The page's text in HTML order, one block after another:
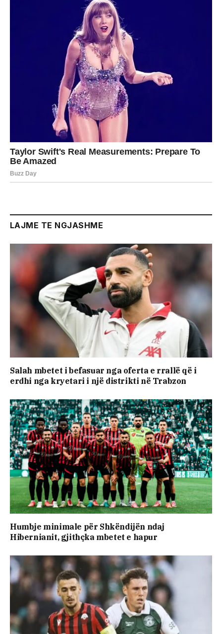
LAJME TE NGJASHME
Salah mbetet i befasuar nga oferta e rrallë që i
erdhi nga kryetari i një distrikti në Trabzon
Humbje minimale për Shkëndijën ndaj
Hibernianit, gjithçka mbetet e hapur